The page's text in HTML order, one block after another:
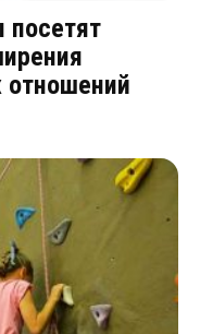
посетят
отношений